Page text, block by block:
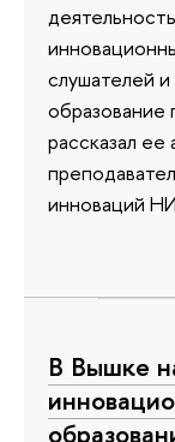
слушателей
образование
рассказал
инноваций
В Вышке